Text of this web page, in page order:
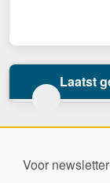
Laatst
Voor